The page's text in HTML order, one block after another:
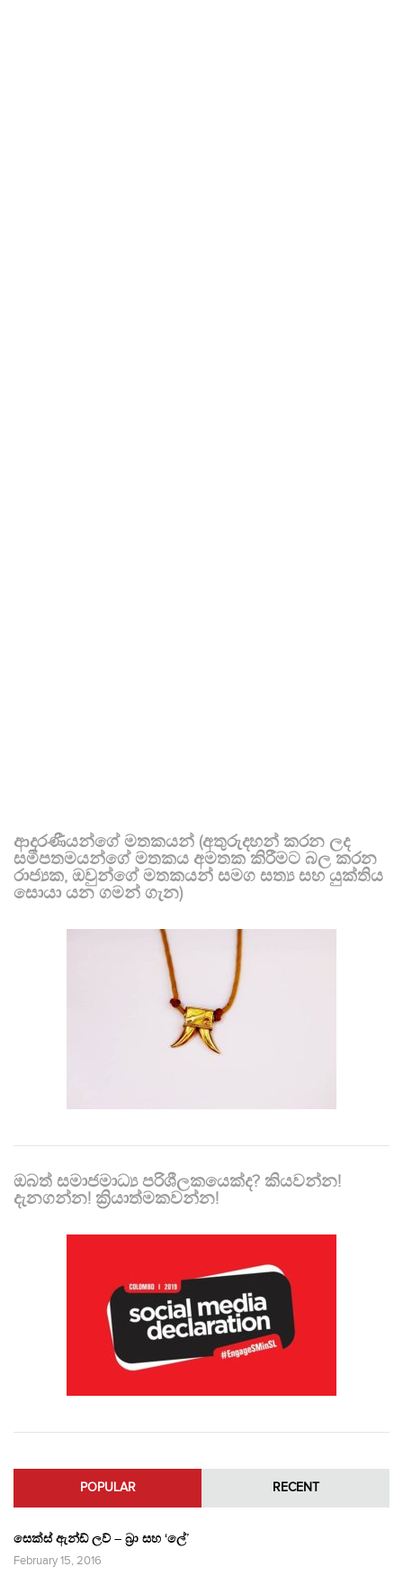
ආදරණීයන්ගේ මතකයන් (අතුරුදහන් කරන ලද
සමීපතමයන්ගේ මතකය අමතක කිරීමට බල කරන
රාජ්‍යක, ඔවුන්ගේ මතකයන් සමග සත්‍ය සහ යුක්තිය
සොයා යන ගමන් ගැන)
ඔබත් සමාජමාධ්‍ය පරිශීලකයෙක්ද? කියවන්න!
දැනගන්න! ක්‍රියාත්මකවන්න!
POPULAR RECENT
සෙක්ස් ඇන්ඩ් ලව් – බ්‍රා සහ ‘ලේ’
February 15, 2016